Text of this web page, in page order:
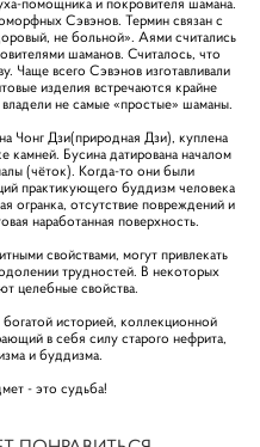
помощника и покровителя шамана.
Сэвэнов. Термин связан с
не больной». Аями считались
шаманов. Считалось, что
Чаще всего Сэвэнов изготавливали
изделия встречаются крайне
не самые «простые» шаманы.
Чонг Дзи(природная Дзи), куплена
камней. Бусина датирована началом
(чёток). Когда-то они были
практикующего буддизм человека
огранка, отсутствие повреждений и
наработанная поверхность.
свойствами, могут привлекать
трудностей. В некоторых
целебные свойства.
историей, коллекционной
в себя силу старого нефрита,
и буддизма.
- это судьба!